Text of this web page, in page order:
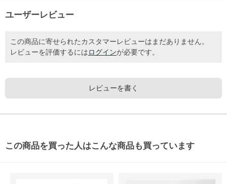
ユーザーレビュー
この商品に寄せられたカスタマーレビューはまだありません。
レビューを評価するには ログインが必要です。
レビューを書く
この商品を買った人はこんな商品も買っています